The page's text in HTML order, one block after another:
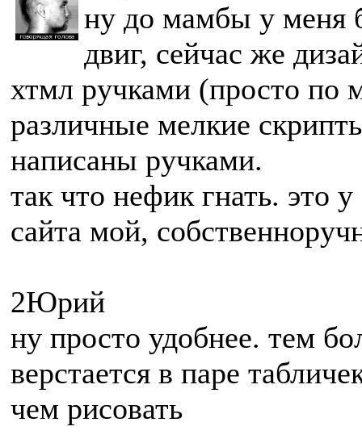
ну до мамбы у меня
двиг, сейчас же
хтмл ручками (просто по
различные мелкие
написаны ручками.
так что нефик гнать. это
сайта мой,
2Юрий
ну просто удобнее. тем
верстается в паре
чем рисовать